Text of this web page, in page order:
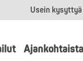
Usein kysyttyä
Ajankohtaista